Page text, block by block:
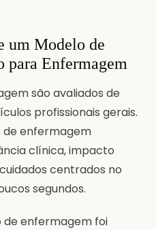
um Modelo de
Enfermagem
são avaliados de
profissionais gerais.
de enfermagem
clínica, impacto
centrados no
segundos.
de enfermagem foi